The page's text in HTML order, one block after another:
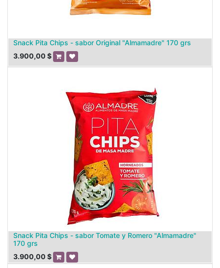
Snack Pita Chips - sabor Original "Almamadre" 170 grs
3.900,00 $
Snack Pita Chips - sabor Tomate y Romero "Almamadre"
170 grs
3.900,00 $